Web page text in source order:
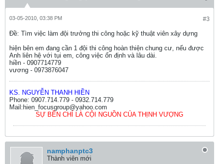
#3
03-05-2010, 03:38 PM
Ðề: Tìm việc làm đội trưởng thi công hoặc kỹ thuật viên xây dựng
hiện bên em đang cần 1 đội thi công hoàn thiện chung cư, nếu được
Anh liên hệ với tụi em, công việc ổn định và lâu dài.
hiền - 0907714779
vương - 0973876047
KS. NGUYỄN THANH HIỀN
Phone: 0907.714.779 - 0932.714.779
Mail:hien_focusgroup@yahoo.com
SỰ BỀN CHÍ LÀ CỘI NGUỒN CỦA THỊNH VƯỢNG
namphanptc3
Thành viên mới